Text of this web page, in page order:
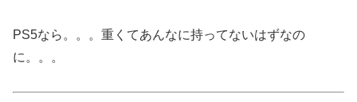
PS5なら。。。重くてあんなに持ってないはずなの
に。。。